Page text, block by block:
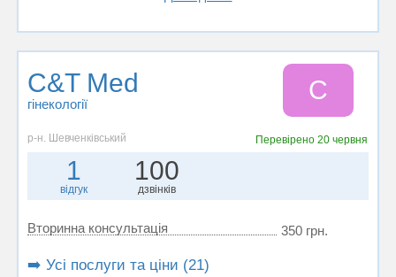
C&T Med
гінекології C
р-н. Шевченківський Перевірено20 червня
1
відгук
100
дзвінків
Вторинна консультація 350 грн.
➡️ Усі послуги та ціни (21)